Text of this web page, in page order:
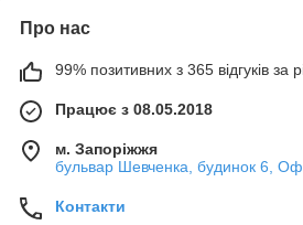
Про нас
99% позитивних з 365 відгуків за
Працює з 08.05.2018
м. Запоріжжя
бульвар Шевченка, будинок 6,
Контакти